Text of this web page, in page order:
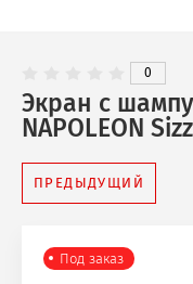
0
Экран с
NAPOLEON
ПРЕДЫДУЩИЙ
Под заказ